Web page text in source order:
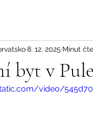
byt v Pule
8. 12. 2025 Minut
video/